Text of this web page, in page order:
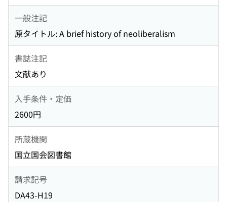
一般注記
原タイトル: A brief history of neoliberalism
書誌注記
文献あり
入手条件・定価
2600円
所蔵機関
国立国会図書館
請求記号
DA43-H19